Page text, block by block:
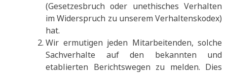
(Gesetzesbruch oder unethisches Verhalten
im Widerspruch zu unserem Verhaltenskodex)
hat.
Wir ermutigen jeden Mitarbeitenden, solche
Sachverhalte auf den bekannten und
etablierten Berichtswegen zu melden. Dies